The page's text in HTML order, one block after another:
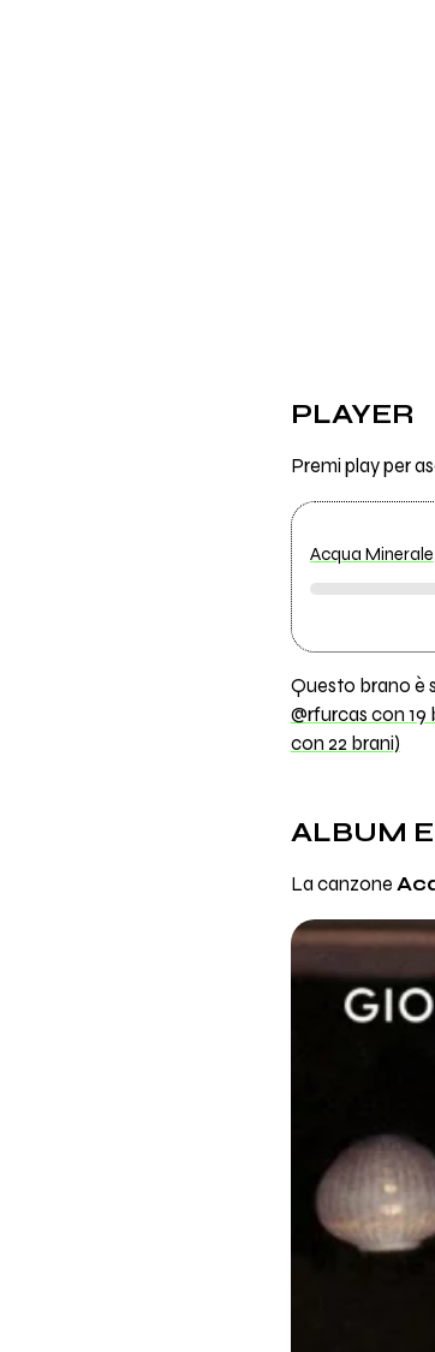
PLAYER
Premi play per
Acqua Minerale
Questo brano è
@rfurcas con 19
con 22 brani)
ALBUM
La canzone